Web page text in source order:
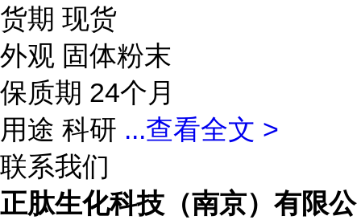
货期 现货
外观 固体粉末
保质期 24个月
用途 科研 ...查看全文 >
联系我们
正肽生化科技（南京）有限公